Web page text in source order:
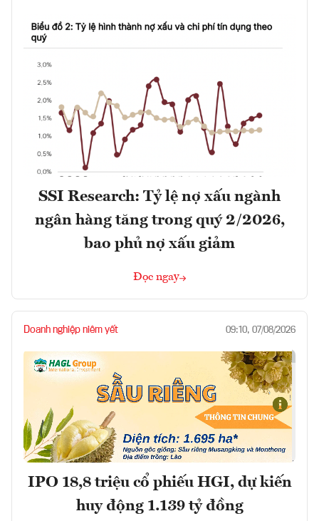
SSI Research: Tỷ lệ nợ xấu ngành
ngân hàng tăng trong quý 2/2026,
bao phủ nợ xấu giảm
Đọc ngay
Doanh nghiệp niêm yết 09:10, 07/08/2026
IPO 18,8 triệu cổ phiếu HGI, dự kiến
huy động 1.139 tỷ đồng